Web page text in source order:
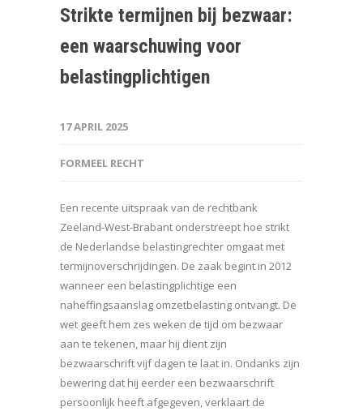
Strikte termijnen bij bezwaar:
een waarschuwing voor
belastingplichtigen
17 APRIL 2025
FORMEEL RECHT
Een recente uitspraak van de rechtbank
Zeeland-West-Brabant onderstreept hoe strikt
de Nederlandse belastingrechter omgaat met
termijnoverschrijdingen. De zaak begint in 2012
wanneer een belastingplichtige een
naheffingsaanslag omzetbelasting ontvangt. De
wet geeft hem zes weken de tijd om bezwaar
aan te tekenen, maar hij dient zijn
bezwaarschrift vijf dagen te laat in. Ondanks zijn
bewering dat hij eerder een bezwaarschrift
persoonlijk heeft afgegeven, verklaart de